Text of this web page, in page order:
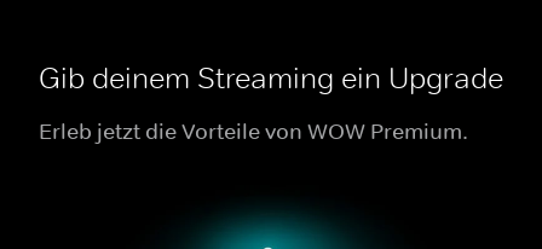
Gib deinem Streaming ein Upgrade
Erleb jetzt die Vorteile von WOW Premium.